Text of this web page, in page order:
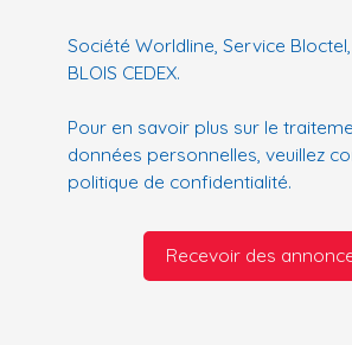
Société Worldline, Service Bloctel,
BLOIS CEDEX.
Pour en savoir plus sur le
données personnelles, veuillez
politique de confidentialité.
Recevoir des